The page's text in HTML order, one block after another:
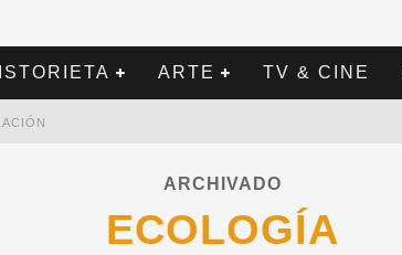
ARTE TV & CINE
ARCHIVADO
ECOLOGÍA